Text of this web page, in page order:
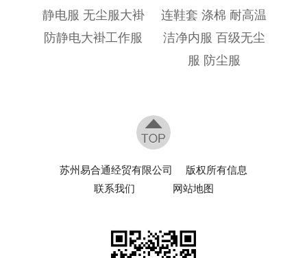
静电服 无尘服大褂
防静电大褂工作服
连鞋套 涤棉 耐高温
洁净内服 百级无尘
服 防尘服
苏州易合通经贸有限公司
版权所有信息
联系我们
网站地图